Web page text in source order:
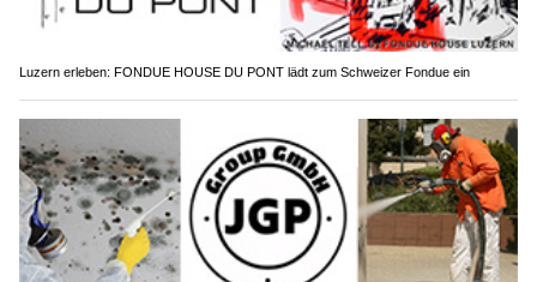
Luzern erleben: FONDUE HOUSE DU PONT lädt zum Schweizer Fondue ein